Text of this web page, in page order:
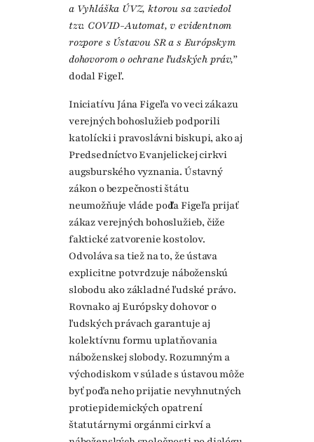
a Vyhláška ÚVZ, ktorou sa zaviedol
tzv. COVID-Automat, v evidentnom
rozpore s Ústavou SR a s Európskym
dohovorom o ochrane ľudských práv,”
dodal Figeľ.
Iniciatívu Jána Figeľa vo veci zákazu
verejných bohoslužieb podporili
katolícki i pravoslávni biskupi, ako aj
Predsedníctvo Evanjelickej cirkvi
augsburského vyznania. Ústavný
zákon o bezpečnosti štátu
neumožňuje vláde podľa Figeľa prijať
zákaz verejných bohoslužieb, čiže
faktické zatvorenie kostolov.
Odvoláva sa tiež na to, že ústava
explicitne potvrdzuje náboženskú
slobodu ako základné ľudské právo.
Rovnako aj Európsky dohovor o
ľudských právach garantuje aj
kolektívnu formu uplatňovania
náboženskej slobody. Rozumným a
východiskom v súlade s ústavou môže
byť podľa neho prijatie nevyhnutných
protiepidemických opatrení
štatutárnymi orgánmi cirkví a